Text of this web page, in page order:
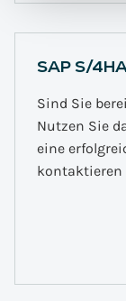
SAP S/
Sind Sie
Nutzen Sie
eine
kontaktieren